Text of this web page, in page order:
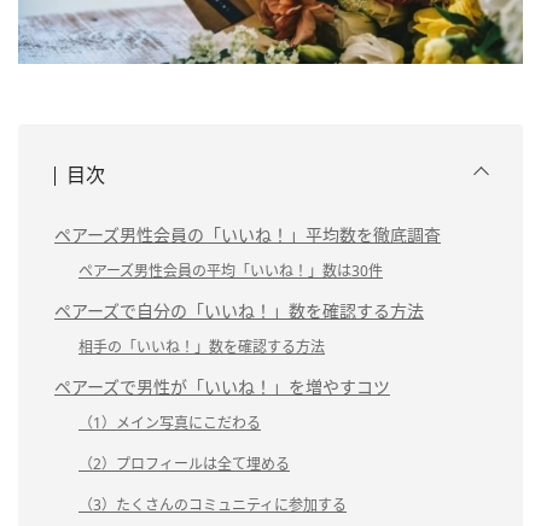
目次
ペアーズ男性会員の「いいね！」平均数を徹底調査
ペアーズ男性会員の平均「いいね！」数は30件
ペアーズで自分の「いいね！」数を確認する方法
相手の「いいね！」数を確認する方法
ペアーズで男性が「いいね！」を増やすコツ
（1）メイン写真にこだわる
（2）プロフィールは全て埋める
（3）たくさんのコミュニティに参加する